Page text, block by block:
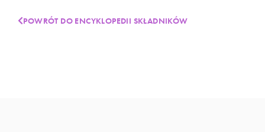
POWRÓT DO ENCYKLOPEDII SKŁADNIKÓW